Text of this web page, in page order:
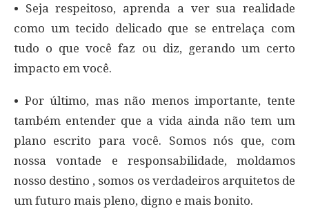
• Seja respeitoso, aprenda a ver sua realidade
como um tecido delicado que se entrelaça com
tudo o que você faz ou diz, gerando um certo
impacto em você.
• Por último, mas não menos importante, tente
também entender que a vida ainda não tem um
plano escrito para você. Somos nós que, com
nossa vontade e responsabilidade, moldamos
nosso destino , somos os verdadeiros arquitetos de
um futuro mais pleno, digno e mais bonito.